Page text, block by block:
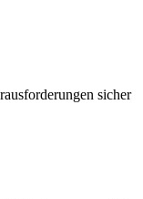
sicher